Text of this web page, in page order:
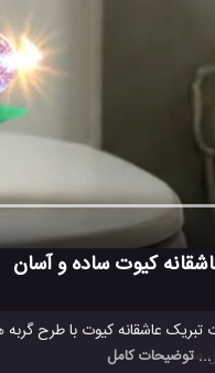
کیوت ساده و آسان
تبریک عاشقانه کیوت با طرح
ساختآن شما را راهنمایی می
... توضیحات کامل